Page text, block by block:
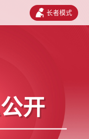
长者模式
开